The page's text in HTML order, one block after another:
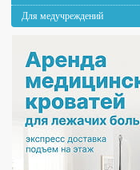
Для медучреждений